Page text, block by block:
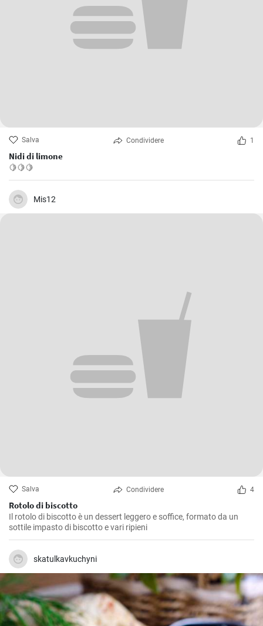
Salva Condividere 1
Nidi di limone
🍋🍋🍋
Mis12
Salva Condividere 4
Rotolo di biscotto
Il rotolo di biscotto è un dessert leggero e soffice, formato da un
sottile impasto di biscotto e vari ripieni
skatulkavkuchyni